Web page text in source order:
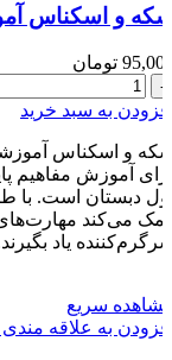
و اسکناس
تومان
سکه
و
آموزشی
کتاب
ریاضی
اول
دبستان
به سبد خرید
و اسکناس آموزشی
آموزش مفاهیم
دبستان است. با
می‌کند
یاد
سریع
به علاقه مندی